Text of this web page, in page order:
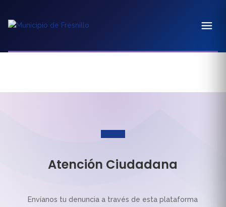
Atención Ciudadana
Envíanos tu denuncia a través de esta plataforma